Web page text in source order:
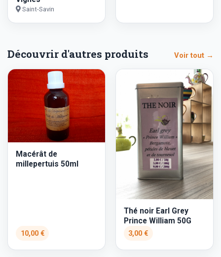
Saint-Savin
Découvrir d'autres produits Voir tout →
Macérât de
millepertuis 50ml
10,00 €
Thé noir Earl Grey
Prince William 50G
3,00 €